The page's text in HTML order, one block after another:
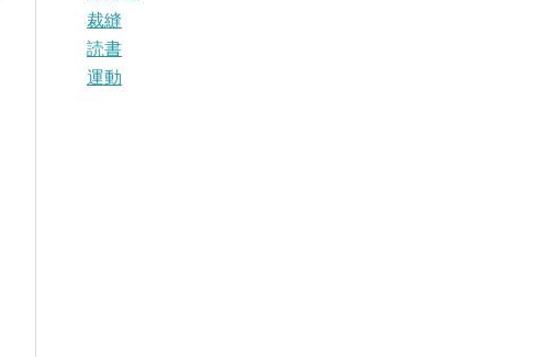
裁縫
読書
運動